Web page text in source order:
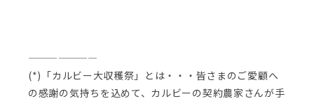
———————
(*)「カルビー大収穫祭」とは・・・皆さまのご愛顧へ
の感謝の気持ちを込めて、カルビーの契約農家さんが手